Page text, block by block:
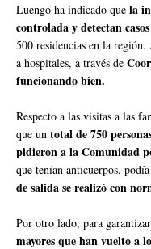
Luengo ha indicado que la
controlada y detectan
500 residencias en la
a hospitales, a través de
funcionando bien.
Respecto a las visitas a las
que un total de 750
pidieron a la Comunidad
que tenían anticuerpos,
de salida se realizó con
Por otro lado, para
mayores que han vuelto a